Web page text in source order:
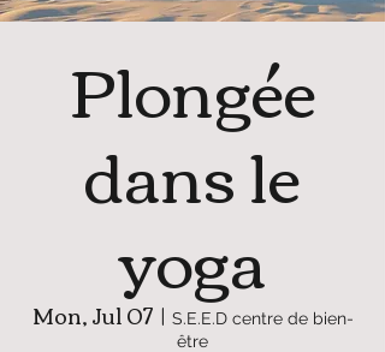
Plongée
dans le
yoga
Mon, Jul 07
  |
S.E.E.D centre de bien-
être